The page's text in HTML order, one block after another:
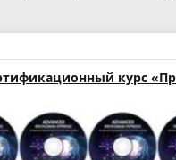
курс